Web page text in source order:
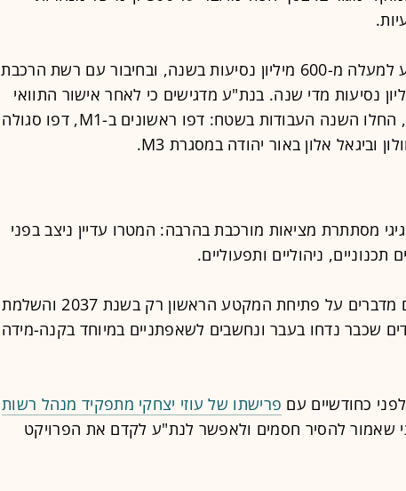
במטרו עתידות להתבצע למעלה מ-600 מיליון נסיעות בשנה, ובחיבור עם רשת הרכבת
- יותר מ-800 מיליון נסיעות מדי שנה. בנת"ע מדגישים כי לאחר אישור התוואי
והקמת מנהלות לקווים, החלו השנה העבודות בשטח: דפו ראשונים ב-M1, דפו סגולה
מסתתרת מציאות מורכבת בהרבה: המטרו עדיין ניצב בפני
ניהוליים ותפעוליים.
לוחות הזמנים הרשמיים מדברים על פתיחת המקטע הראשון רק בשנת 2037 והשלמת
2042 - מועדים שכבר נדחו בעבר ונחשבים לשאפתניים במיוחד בקנה-מידה
כחודשיים עם פרישתו של עוזי יצחקי מתפקיד מנהל רשות
שאמור להסיר חסמים ולאפשר לנת"ע לקדם את הפרויקט